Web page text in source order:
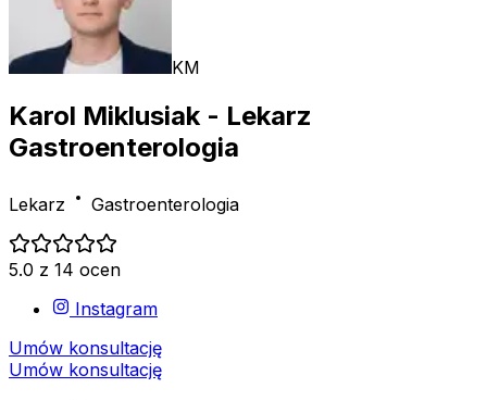
KM
Karol Miklusiak - Lekarz
Gastroenterologia
Lekarz Gastroenterologia
5.0 z 14 ocen
Instagram
Umów konsultację
Umów konsultację